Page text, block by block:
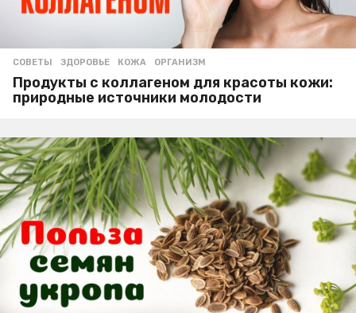
СОВЕТЫ ЗДОРОВЬЕ ,КОЖА ,ОРГАНИЗМ
Продукты с коллагеном для красоты кожи:
природные источники молодости